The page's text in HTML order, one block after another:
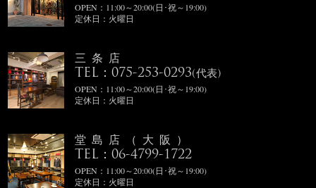
OPEN：11:00～20:00(日･祝～19:00)
定休日：火曜日
三条店
TEL：075-253-0293(代表)
OPEN：11:00～20:00(日･祝～19:00)
定休日：火曜日
堂島店（大阪）
TEL：06-4799-1722
OPEN：11:00～20:00(日･祝～19:00)
定休日：火曜日